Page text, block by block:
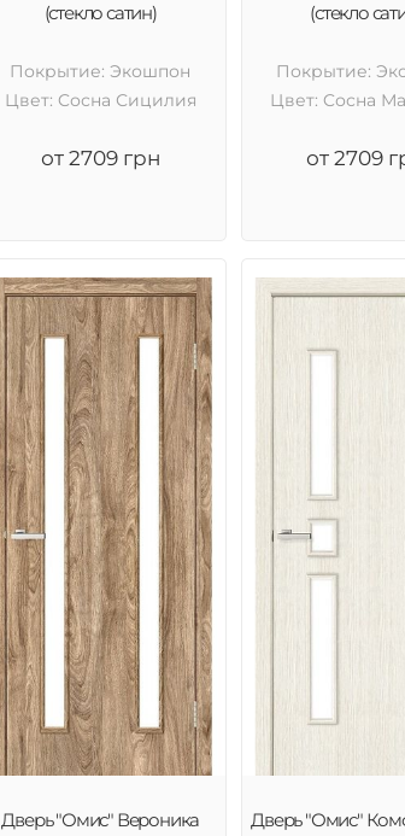
(стекло сатин)
Покрытие: Экошпон
Цвет: Cосна Сицилия
от 2709 грн
(стекло
Покрытие:
Цвет: Cосна
от 2709
Дверь "Омис" Вероника
Дверь "Омис"